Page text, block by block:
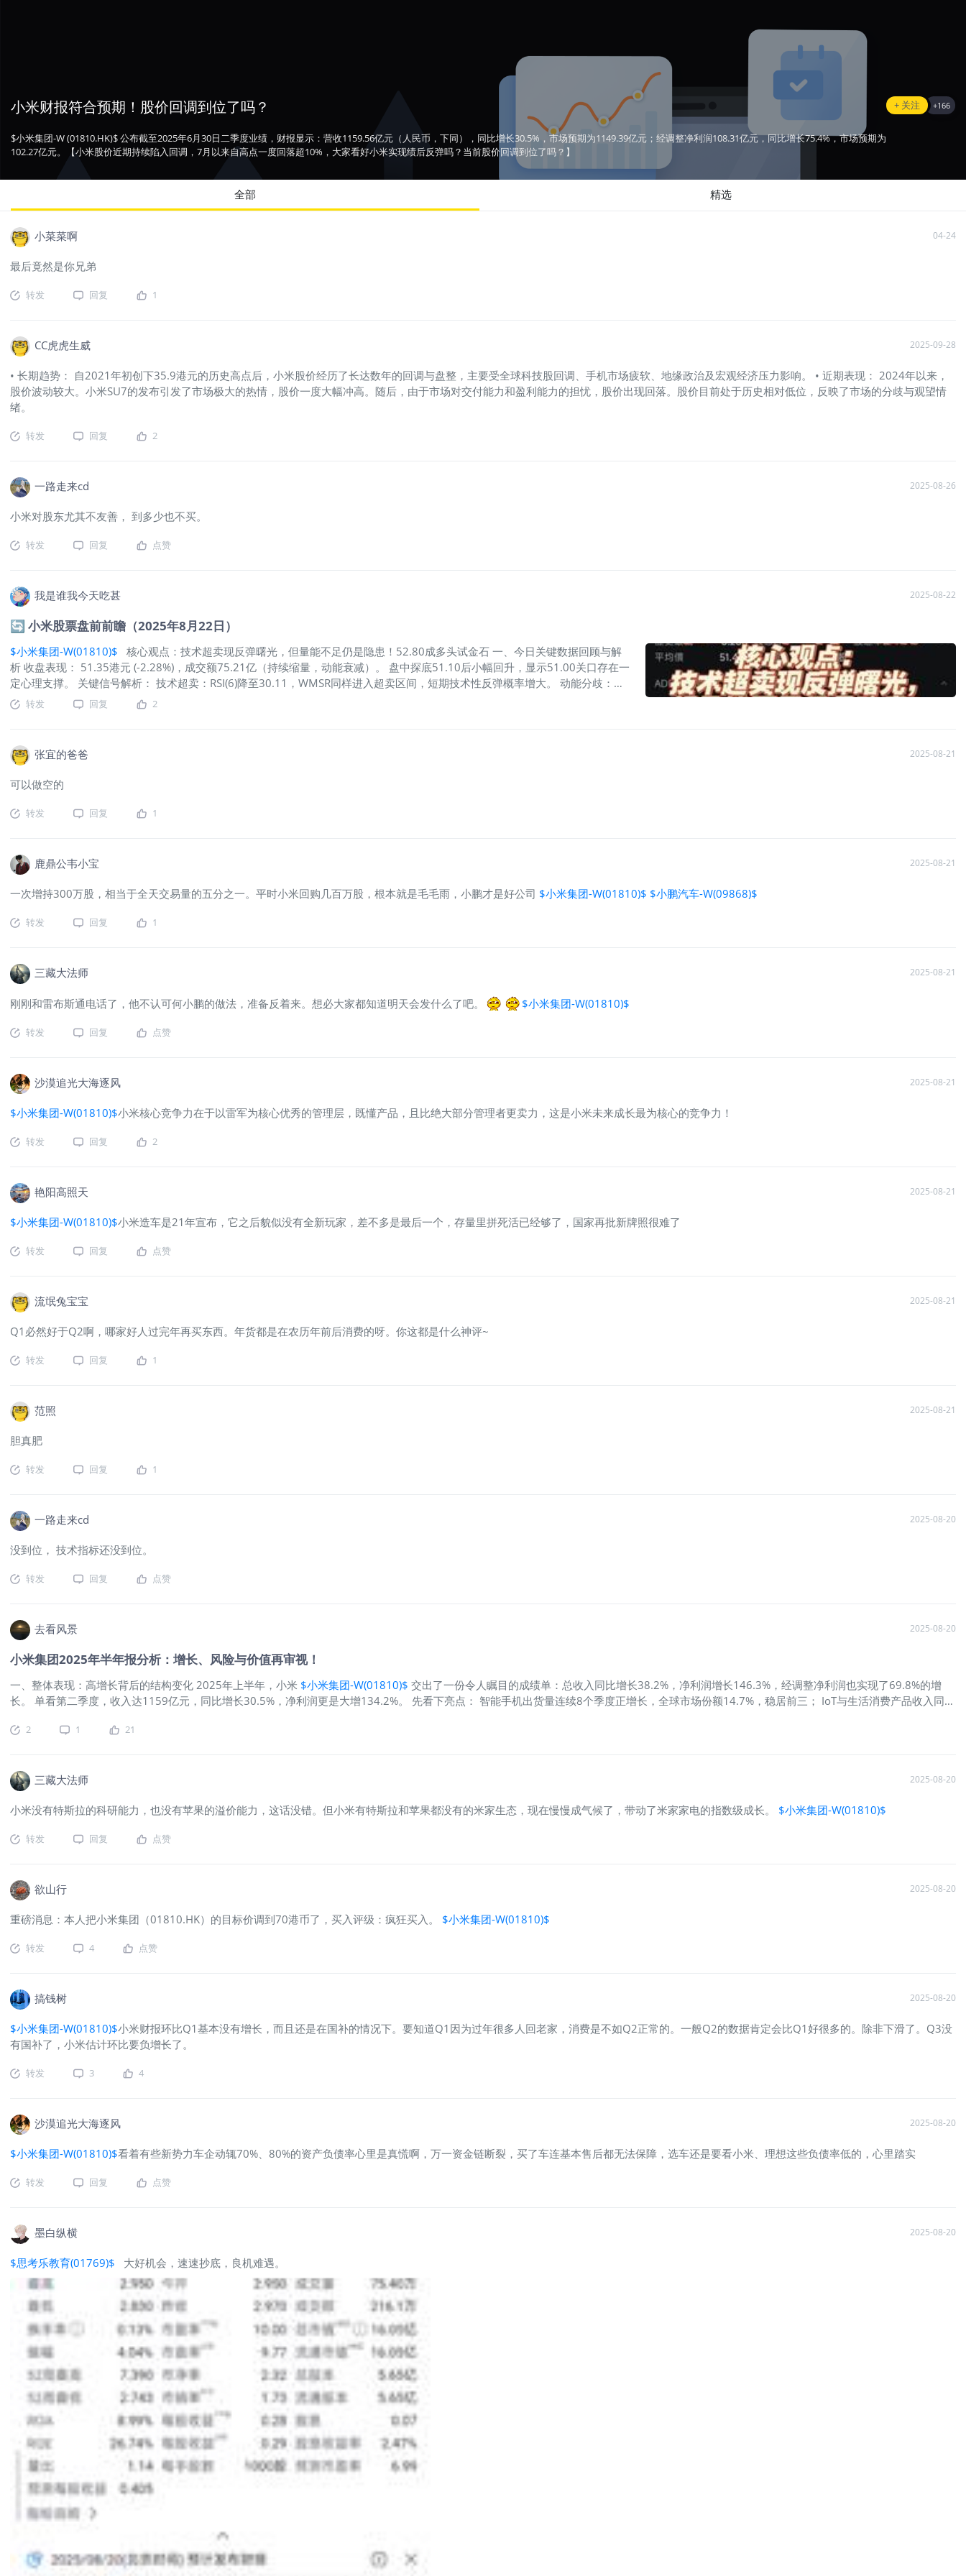
小米财报符合预期！股价回调到位了吗？
$小米集团-W (01810.HK)$ 公布截至2025年6月30日二季度业绩，财报显示：营收1159.56亿元（人民币，下同），同比增长30.5%，市场预期为1149.39亿元；经调整净利润108.31亿元，同比增长75.4%，市场预期为
102.27亿元。【小米股价近期持续陷入回调，7月以来自高点​​一度回落超10%​，大家看好小米实现绩后反弹吗？当前股价回调到位了吗？】
+ 关注 +166
全部 精选
小菜菜啊 04-24
最后竟然是你兄弟
转发 回复 1
CC虎虎生威 2025-09-28
• 长期趋势： 自2021年初创下35.9港元的历史高点后，小米股价经历了长达数年的回调与盘整，主要受全球科技股回调、手机市场疲软、地缘政治及宏观经济压力影响。 • 近期表现： 2024年以来，
股价波动较大。小米SU7的发布引发了市场极大的热情，股价一度大幅冲高。随后，由于市场对交付能力和盈利能力的担忧，股价出现回落。股价目前处于历史相对低位，反映了市场的分歧与观望情
绪。
转发 回复 2
一路走来cd 2025-08-26
小米对股东尤其不友善， 到多少也不买。
转发 回复 点赞
我是谁我今天吃甚 2025-08-22
🔄 小米股票盘前前瞻（2025年8月22日）
$小米集团-W(01810)$
核心观点：技术超卖现反弹曙光，但量能不足仍是隐患！52.80成多头试金石 一、今日关键数据回顾与解
析 收盘表现： 51.35港元 (-2.28%)，成交额75.21亿（持续缩量，动能衰减）。 盘中探底51.10后小幅回升，显示51.00关口存在一
定心理支撑。 关键信号解析： 技术超卖：RSI(6)降至30.11，WMSR同样进入超卖区间，短期技术性反弹概率增大。 动能分歧：
MACD绿柱略有放大(-0.137)，但KDJ的K、D、J三线几乎重合于50附近（49.6），预示短期方向选择在即，下跌动能可能减弱。 资
金博弈： 港股通逆势加仓：最近1日净流入+7.25亿全市场排名第5），最近5日净流入10.03亿排名11），内资是当前最坚定的多
空头主力（花旗）未止步，但多头力量开始集结。 二、明日核心关注点与走势推演 （1）技术面：超卖反弹的成色考验 关键位置：
支撑位：51.00 - 51.30（今日低点+心理关口）。失守则下探50.00（终极防线）。 压力位/多空分水岭：52.80（昨日开盘价及短
期筹码密集区）。突破才能确认反弹有效，看向53.40（MA10）。 指标观察： 关注RSI(6)能否从超卖区快速回升至45以上。 观察
MACD绿柱是否开始收敛，这是跌势放缓的关键信号。 （2）资金面：能否形成合力？ 多头引擎：港股通资金必须持续大幅净流入
（单日＞5亿），才能抵消外资抛压。 空头动向：紧盯花旗、瑞银等机构的实时交易数据，若其净卖出力度减弱，则空头压力缓
转发 回复 2
张宜的爸爸 2025-08-21
可以做空的
转发 回复 1
鹿鼎公韦小宝 2025-08-21
一次增持300万股，相当于全天交易量的五分之一。平时小米回购几百万股，根本就是毛毛雨，小鹏才是好公司 $小米集团-W(01810)$ $小鹏汽车-W(09868)$
转发 回复 1
三藏大法师 2025-08-21
刚刚和雷布斯通电话了，他不认可何小鹏的做法，准备反着来。想必大家都知道明天会发什么了吧。 $小米集团-W(01810)$
转发 回复 点赞
沙漠追光大海逐风 2025-08-21
$小米集团-W(01810)$小米核心竞争力在于以雷军为核心优秀的管理层，既懂产品，且比绝大部分管理者更卖力，这是小米未来成长最为核心的竞争力！
转发 回复 2
艳阳高照天 2025-08-21
$小米集团-W(01810)$小米造车是21年宣布，它之后貌似没有全新玩家，差不多是最后一个，存量里拼死活已经够了，国家再批新牌照很难了
转发 回复 点赞
流氓兔宝宝 2025-08-21
Q1必然好于Q2啊，哪家好人过完年再买东西。年货都是在农历年前后消费的呀。你这都是什么神评~
转发 回复 1
范照 2025-08-21
胆真肥
转发 回复 1
一路走来cd 2025-08-20
没到位， 技术指标还没到位。
转发 回复 点赞
去看风景 2025-08-20
小米集团2025年半年报分析：增长、风险与价值再审视！
一、整体表现：高增长背后的结构变化 2025年上半年，小米 $小米集团-W(01810)$ 交出了一份令人瞩目的成绩单：总收入同比增长38.2%，净利润增长146.3%，经调整净利润也实现了69.8%的增
长。 单看第二季度，收入达1159亿元，同比增长30.5%，净利润更是大增134.2%。 先看下亮点： 智能手机出货量连续8个季度正增长，全球市场份额14.7%，稳居前三； IoT与生活消费产品收入同比
并不总是好的投资，关键是要看增长的质量和可持续性。” 小米的增长是否依赖补贴、价格战或短期需求爆发？ 我们需要拆开看。 二、业务板块分析：双引擎驱动，但动能不均 1. 手机×AIoT：基本盘
这与苹果依靠高毛利硬件+生态服务的模式不同，小米的硬件毛利率普遍偏低。 2. 智能电动汽车：高增长高亏损，仍在“烧钱阶段” 汽车业务收入213亿元，同比增长233.9%，但经营亏损3亿元。 虽然
交付量增长197.7%，ASP也提升至25.4万元/辆，但产能爬坡、研发投入巨大。 特斯拉早期也经历了长期亏损，但小米的差异化在哪里？ 是
2 1 21
三藏大法师 2025-08-20
小米没有特斯拉的科研能力，也没有苹果的溢价能力，这话没错。但小米有特斯拉和苹果都没有的米家生态，现在慢慢成气候了，带动了米家家电的指数级成长。 $小米集团-W(01810)$
转发 回复 点赞
欲山行 2025-08-20
重磅消息：本人把小米集团（01810.HK）的目标价调到70港币了，买入评级：疯狂买入。 $小米集团-W(01810)$
转发 4 点赞
搞钱树 2025-08-20
$小米集团-W(01810)$小米财报环比Q1基本没有增长，而且还是在国补的情况下。要知道Q1因为过年很多人回老家，消费是不如Q2正常的。一般Q2的数据肯定会比Q1好很多的。除非下滑了。Q3没
有国补了，小米估计环比要负增长了。
转发 3 4
沙漠追光大海逐风 2025-08-20
$小米集团-W(01810)$看着有些新势力车企动辄70%、80%的资产负债率心里是真慌啊，万一资金链断裂，买了车连基本售后都无法保障，选车还是要看小米、理想这些负债率低的，心里踏实
转发 回复 点赞
墨白纵横 2025-08-20
$思考乐教育(01769)$ 大好机会，速速抄底，良机难遇。